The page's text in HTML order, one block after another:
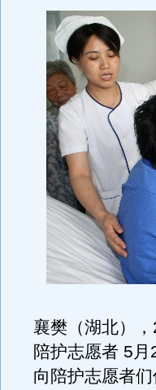
襄樊（湖北）
陪护志愿者 5
向陪护志愿者